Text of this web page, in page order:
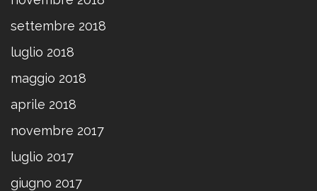
settembre 2018
luglio 2018
maggio 2018
aprile 2018
novembre 2017
luglio 2017
giugno 2017